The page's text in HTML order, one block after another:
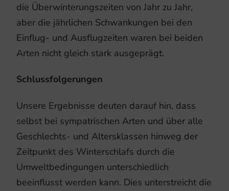
die Überwinterungszeiten von Jahr zu Jahr,
aber die jährlichen Schwankungen bei den
Einflug- und Ausflugzeiten waren bei beiden
Arten nicht gleich stark ausgeprägt.
Schlussfolgerungen
Unsere Ergebnisse deuten darauf hin, dass
selbst bei sympatrischen Arten und über alle
Geschlechts- und Altersklassen hinweg der
Zeitpunkt des Winterschlafs durch die
Umweltbedingungen unterschiedlich
beeinflusst werden kann. Dies unterstreicht die